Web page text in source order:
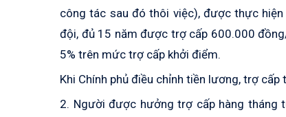
công tác sau đó thôi việc), được thực
đội, đủ 15 năm được trợ cấp 600.000
5% trên mức trợ cấp khởi điểm.
Khi Chính phủ điều chỉnh tiền lương, trợ
2. Người được hưởng trợ cấp hàng